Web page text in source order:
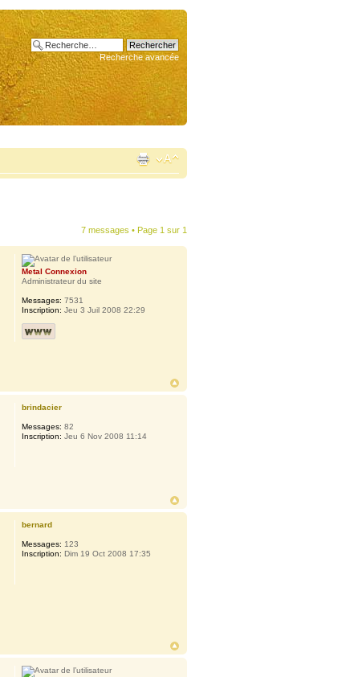
Recherche avancée
7 messages • Page 1 sur 1
Metal Connexion
Administrateur du site
Messages: 7531
Inscription: Jeu 3 Juil 2008 22:29
brindacier
Messages: 82
Inscription: Jeu 6 Nov 2008 11:14
bernard
Messages: 123
Inscription: Dim 19 Oct 2008 17:35